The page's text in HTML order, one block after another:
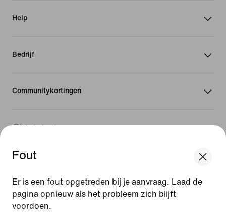
Fout
Er is een fout opgetreden bij je aanvraag. Laad de
pagina opnieuw als het probleem zich blijft
voordoen.
Help
Bedrijf
Communitykortingen
Nederland
Gebruiksvoorwaarden
Verkoopvoorwaarden
Bedrijfsgegevens